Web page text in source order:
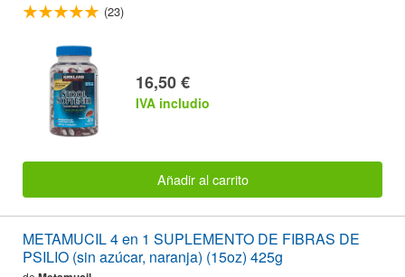
(23)
16,50 €
IVA includio
Añadir al carrito
METAMUCIL 4 en 1 SUPLEMENTO DE FIBRAS DE
PSILIO (sin azúcar, naranja) (15oz) 425g